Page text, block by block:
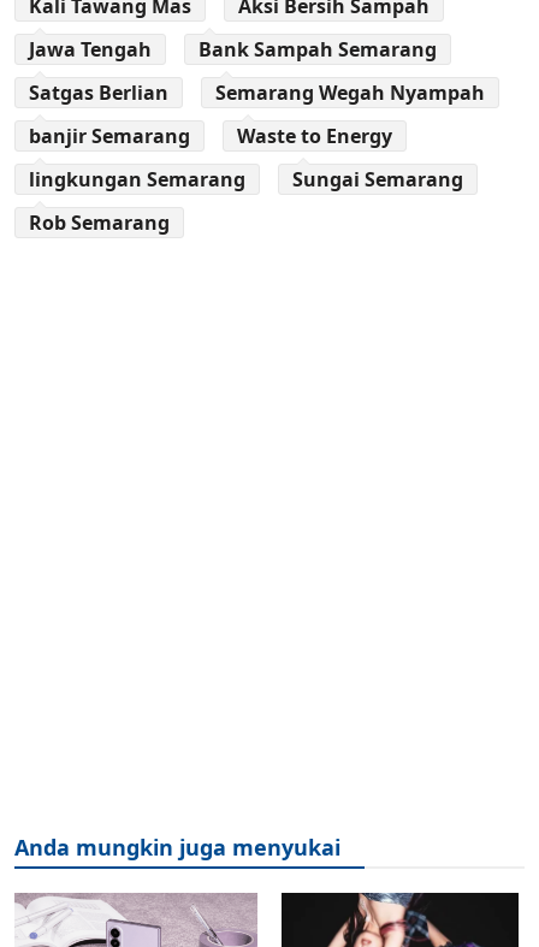
Kali Tawang Mas
Aksi Bersih Sampah
Jawa Tengah
Bank Sampah Semarang
Satgas Berlian
Semarang Wegah Nyampah
banjir Semarang
Waste to Energy
lingkungan Semarang
Sungai Semarang
Rob Semarang
Anda mungkin juga menyukai